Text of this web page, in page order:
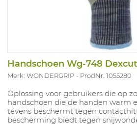
Handschoen Wg-748 Dexcut
Merk: WONDERGRIP ProdNr. 1055280
Oplossing voor gebruikers die op
handschoen die de handen warm
tevens beschermt tegen
bescherming biedt tegen